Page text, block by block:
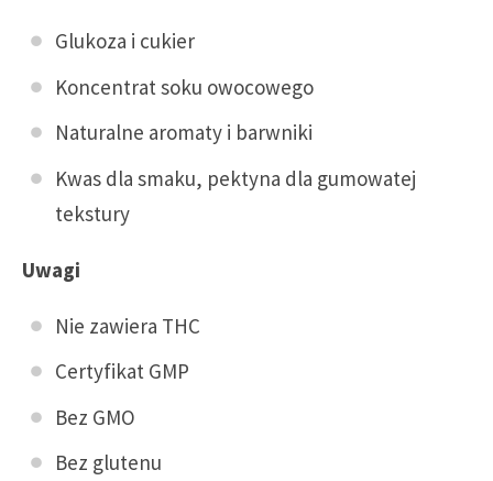
Glukoza i cukier
Koncentrat soku owocowego
Naturalne aromaty i barwniki
Kwas dla smaku, pektyna dla gumowatej
tekstury
Uwagi
Nie zawiera THC
Certyfikat GMP
Bez GMO
Bez glutenu